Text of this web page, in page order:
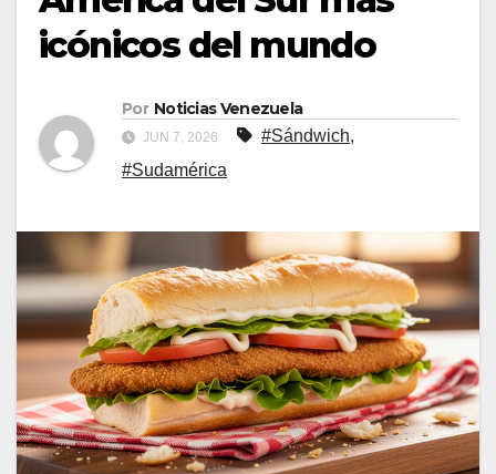
icónicos del mundo
Por Noticias Venezuela
JUN 7, 2026 #Sándwich,
#Sudamérica